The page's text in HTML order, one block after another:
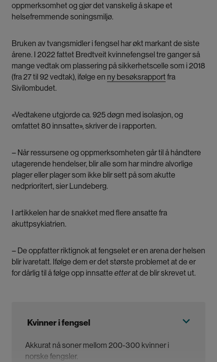
oppmerksomhet og gjør det vanskelig å skape et
helsefremmende soningsmiljø.
Bruken av tvangsmidler i fengsel har økt markant de siste
årene. I 2022 fattet Bredtveit kvinnefengsel tre ganger så
mange vedtak om plassering på sikkerhetscelle som i 2018
(fra 27 til 92 vedtak), ifølge en ny besøksrapportfra
Sivilombudet.
«Vedtakene utgjorde ca. 925 døgn med isolasjon, og
omfattet 80 innsatte», skriver de i rapporten.
– Når ressursene og oppmerksomheten går til å håndtere
utagerende hendelser, blir alle som har mindre alvorlige
plager eller plager som ikke blir sett på som akutte
nedprioritert, sier Lundeberg.
I artikkelen har de snakket med flere ansatte fra
akuttpsykiatrien.
– De oppfatter riktignok at fengselet er en arena der helsen
blir ivaretatt. Ifølge dem er det største problemet at de er
for dårlig til å følge opp innsatteetterat de blir skrevet ut.
Kvinner i fengsel
Akkurat nå soner mellom 200-300 kvinner i
norske fengsler.